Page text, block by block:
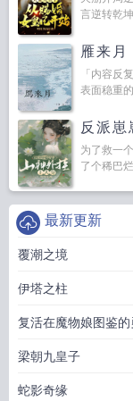
言逆转乾
雁来月
「内容反
表面稳重
反派崽
为了救一
了个稀巴
最新更新
覆潮之境
伊塔之柱
复活在魔物娘图鉴
梁朝九皇子
蛇影奇缘